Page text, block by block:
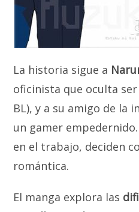
La historia sigue a
oficinista que oculta
BL), y a su amigo de la
un gamer
en el trabajo, deciden
romántica.
El manga explora las